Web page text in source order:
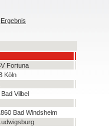
Ergebnis
Fortuna
Köln
Vilbel
Bad Windsheim